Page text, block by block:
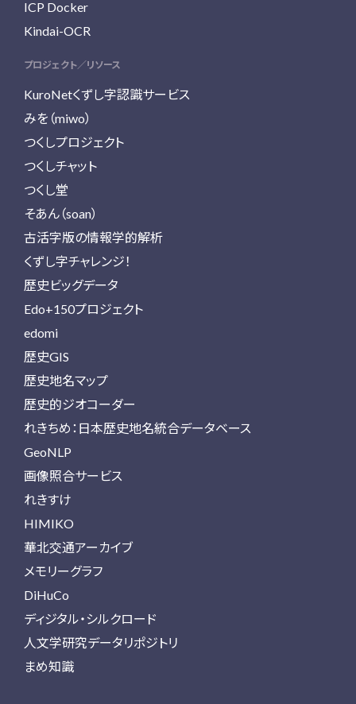
ICP Docker
Kindai-OCR
プロジェクト／リソース
KuroNetくずし字認識サービス
みを（miwo）
つくしプロジェクト
つくしチャット
つくし堂
そあん（soan）
古活字版の情報学的解析
くずし字チャレンジ！
歴史ビッグデータ
Edo+150プロジェクト
edomi
歴史GIS
歴史地名マップ
歴史的ジオコーダー
れきちめ：日本歴史地名統合データベース
GeoNLP
画像照合サービス
れきすけ
HIMIKO
華北交通アーカイブ
メモリーグラフ
DiHuCo
ディジタル・シルクロード
人文学研究データリポジトリ
まめ知識